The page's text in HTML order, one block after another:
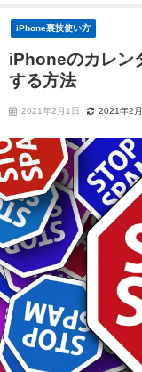
iPhone裏技使い方
iPhoneのカレン
する方法
2021年2月1日 2021年2